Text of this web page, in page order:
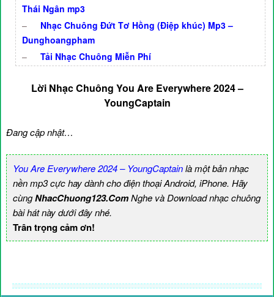
Thái Ngân mp3
–
Nhạc Chuông Đứt Tơ Hồng (Điệp khúc) Mp3 –
Dunghoangpham
–
Tải Nhạc Chuông Miễn Phí
Lời Nhạc Chuông You Are Everywhere 2024 –
YoungCaptain
Đang cập nhật…
You Are Everywhere 2024 – YoungCaptainlà một bản nhạc
nền mp3 cực hay dành cho điện thoại Android, iPhone. Hãy
cùngNhacChuong123.ComNghe và Download nhạc chuông
bài hát này dưới đây nhé.
Trân trọng cảm ơn!